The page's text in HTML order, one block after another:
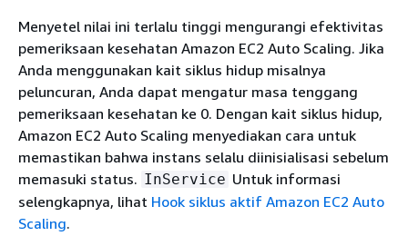
Menyetel nilai ini terlalu tinggi mengurangi efektivitas
pemeriksaan kesehatan Amazon EC2 Auto Scaling. Jika
Anda menggunakan kait siklus hidup misalnya
peluncuran, Anda dapat mengatur masa tenggang
pemeriksaan kesehatan ke 0. Dengan kait siklus hidup,
Amazon EC2 Auto Scaling menyediakan cara untuk
memastikan bahwa instans selalu diinisialisasi sebelum
memasuki status. InService Untuk informasi
selengkapnya, lihat Hook siklus aktif Amazon EC2 Auto
Scaling.